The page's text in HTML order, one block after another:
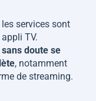
services sont
TV.
doute se
, notamment
de streaming.